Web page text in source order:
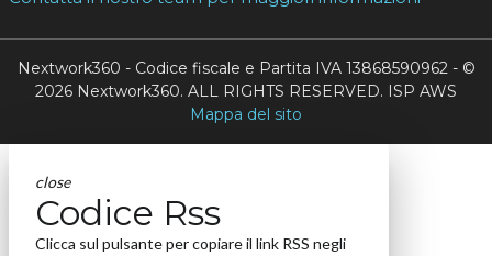
Nextwork360 - Codice fiscale e Partita IVA 13868590962 - ©
2026 Nextwork360. ALL RIGHTS RESERVED. ISP AWS
Mappa del sito
close
Codice Rss
Clicca sul pulsante per copiare il link RSS negli